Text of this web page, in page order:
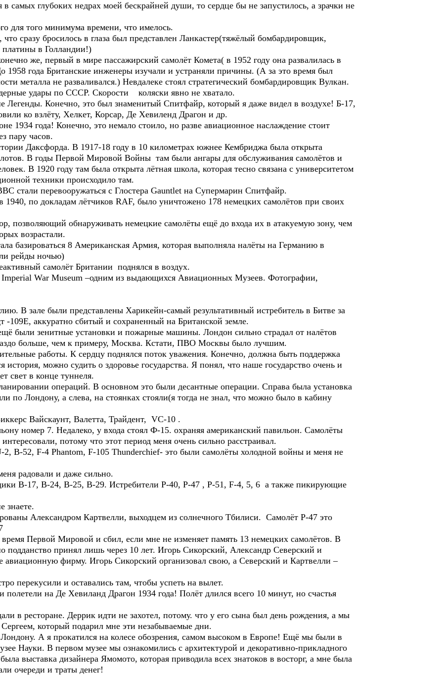
самых глубоких недрах моей бескрайней души, то сердце бы не запустилось, а зрачки не
для того минимума времени, что имелось.
сразу бросилось в глаза был представлен Ланкастер(тяжёлый бомбардировщик,
в Голландии!)
же, первый в мире пассажирский самолёт Комета( в 1952 году она развалилась в
1958 года Британские инженеры изучали и устраняли причины. (А за это время был
металла не разваливался.) Невдалеке стоял стратегический бомбардировщик Вулкан.
удары по СССР. Скорости коляски явно не хватало.
Легенды. Конечно, это был знаменитый Спитфайр, который я даже видел в воздухе! Б-17,
ко взлёту, Хелкет, Корсар, Де Хевиленд Драгон и др.
1934 года! Конечно, это немало стоило, но разве авиационное наслаждение стоит
пару часов.
Даксфорда. В 1917-18 году в 10 километрах южнее Кембриджа была открыта
В годы Первой Мировой Войны там были ангары для обслуживания самолётов и
В 1920 году там была открыта лётная школа, которая тесно связана с университетом
техники происходило там.
стали перевооружаться с Глостера Gauntlet на Супермарин Спитфайр.
по докладам лётчиков RAF, было уничтожено 178 немецких самолётов при своих
позволяющий обнаруживать немецкие самолёты ещё до входа их в атакуемую зону, чем
возрастали.
базироваться 8 Американская Армия, которая выполняла налёты на Германию в
рейды ночью)
самолёт Британии поднялся в воздух.
Imperial War Museum –одним из выдающихся Авиационных Музеев. Фотографии,
В зале были представлены Харикейн-самый результативный истребитель в Битве за
аккуратно сбитый и сохраненный на Британской земле.
были зенитные установки и пожарные машины. Лондон сильно страдал от налётов
больше, чем к примеру, Москва. Кстати, ПВО Москвы было лучшим.
работы. К сердцу поднялся поток уважения. Конечно, должна быть поддержка
история, можно судить о здоровье государства. Я понял, что наше государство очень и
свет в конце туннеля.
операций. В основном это были десантные операции. Справа была установка
по Лондону, а слева, на стоянках стояли(я тогда не знал, что можно было в кабину
Bайскаунт, Валетта, Трайдент, VC-10 .
номер 7. Недалеко, у входа стоял Ф-15. охраняя американский павильон. Самолёты
потому что этот период меня очень сильно расстраивал.
B-52, F-4 Phantom, F-105 Thunderchief- это были самолёты холодной войны и меня не
радовали и даже сильно.
В-17, В-24, В-25, В-29. Истребители P-40, P-47 , P-51, F-4, 5, 6 а также пикирующие
знаете.
Александром Картвелли, выходцем из солнечного Тбилиси. Самолёт Р-47 это
Первой Мировой и сбил, если мне не изменяет память 13 немецких самолётов. В
принял лишь через 10 лет. Игорь Сикорский, Александр Северский и
авиационную фирму. Игорь Сикорский организовал свою, а Северский и Картвелли –
перекусили и оставались там, чтобы успеть на вылет.
на Де Хевиланд Драгон 1934 года! Полёт длился всего 10 минут, но счастья
в ресторане. Деррик идти не захотел, потому. что у его сына был день рождения, а мы
который подарил мне эти незабываемые дни.
А я прокатился на колесе обозрения, самом высоком в Европе! Ещё мы были в
Науки. В первом музее мы ознакомились с архитектурой и декоративно-прикладного
выставка дизайнера Ямомото, которая приводила всех знатоков в восторг, а мне была
очереди и траты денег!